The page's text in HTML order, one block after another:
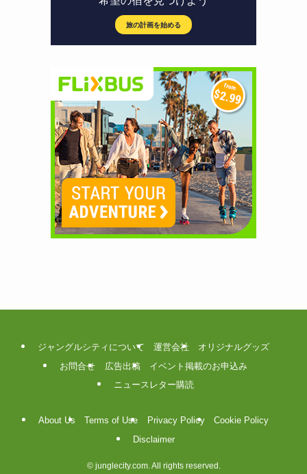
ジャングルシティについて 運営会社
オリジナルグッズ
お問合せ
広告出稿
イベント掲載のお申込み
ニュースレター購読
About Us Terms of Use Privacy Policy
Cookie Policy
Disclaimer
©junglecity.com. All rights reserved.